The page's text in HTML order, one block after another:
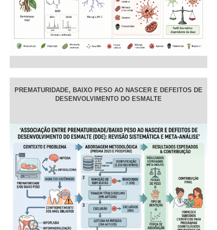
PREMATURIDADE, BAIXO PESO AO NASCER E DEFEITOS DE
DESENVOLVIMENTO DO ESMALTE